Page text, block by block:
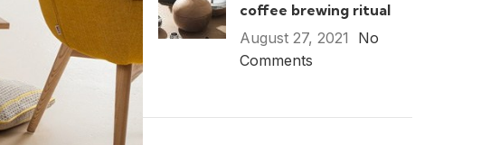
coffee brewing ritual
August 27, 2021
No
Comments